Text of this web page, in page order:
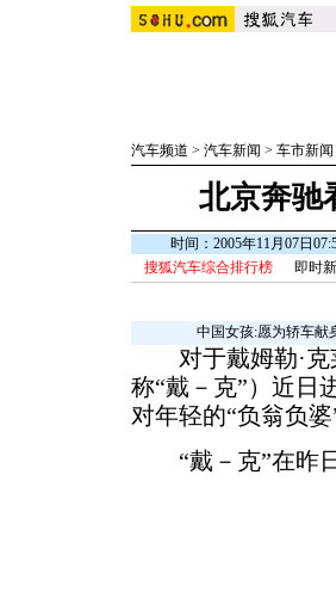
汽车频道 > 汽车新闻 > 车市新闻
北京奔驰
时间：2005年11月07日
搜狐汽车综合排行榜
即时
中国女孩:愿为轿车献
对于戴姆勒·克
称“戴－克”）近日
对年轻的“负翁负婆
“戴－克”在昨日